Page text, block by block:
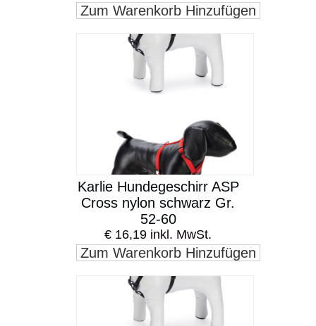
Zum Warenkorb Hinzufügen
Karlie Hundegeschirr ASP
Cross nylon schwarz Gr.
52-60
€ 16,19 inkl. MwSt.
Zum Warenkorb Hinzufügen